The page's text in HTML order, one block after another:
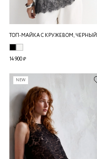
ТОП-МАЙКА С КРУЖЕВОМ, ЧЕРНЫЙ
14 900 ₽
NEW